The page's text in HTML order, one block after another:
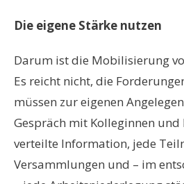
Die eigene Stärke nutzen
Darum ist die Mobilisierung
Es reicht nicht, die
müssen zur eigenen
Gespräch mit Kolleginnen und
verteilte Information, jede
Versammlungen und – im